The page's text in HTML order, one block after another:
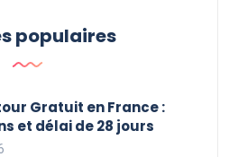
populaires
Gratuit en France :
et délai de 28 jours